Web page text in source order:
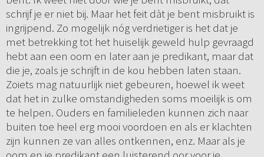
schrijf je er niet bij. Maar het feit dàt je bent misbruikt is
ingrijpend. Zo mogelijk nóg verdrietiger is het dat je
met betrekking tot het huiselijk geweld hulp gevraagd
hebt aan een oom en later aan je predikant, maar dat
die je, zoals je schrijft in de kou hebben laten staan.
Zoiets mag natuurlijk niet gebeuren, hoewel ik weet
dat het in zulke omstandigheden soms moeilijk is om
te helpen. Ouders en familieleden kunnen zich naar
buiten toe heel erg mooi voordoen en als er klachten
zijn kunnen ze van alles ontkennen, enz. Maar als je